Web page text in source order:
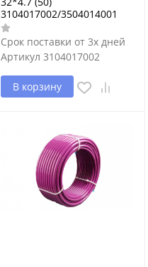
3104017002/3504014001
Срок поставки от 3х дней
Артикул 3104017002
В корзину